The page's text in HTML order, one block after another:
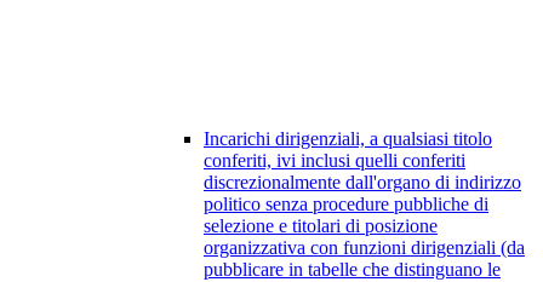
Incarichi dirigenziali, a qualsiasi titolo
conferiti, ivi inclusi quelli conferiti
discrezionalmente dall'organo di indirizzo
politico senza procedure pubbliche di
selezione e titolari di posizione
organizzativa con funzioni dirigenziali (da
pubblicare in tabelle che distinguano le